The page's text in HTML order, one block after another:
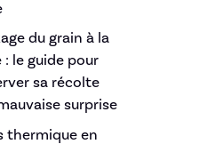
du grain à la
: le guide pour
sa récolte
surprise
thermique en